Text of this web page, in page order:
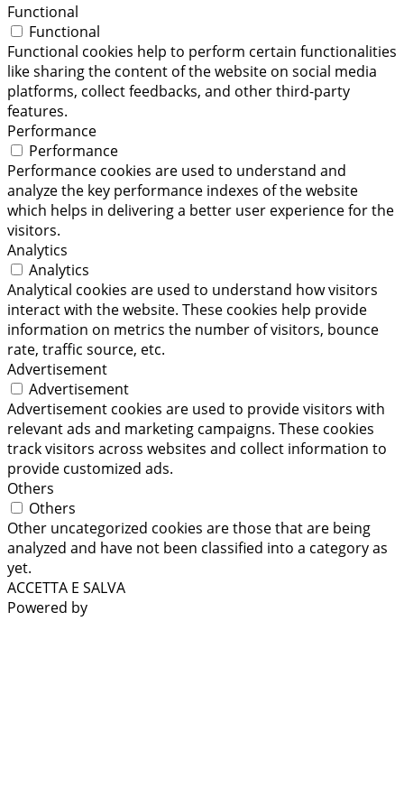
Functional
Functional
Functional cookies help to perform certain functionalities
like sharing the content of the website on social media
platforms, collect feedbacks, and other third-party
features.
Performance
Performance
Performance cookies are used to understand and
analyze the key performance indexes of the website
which helps in delivering a better user experience for the
visitors.
Analytics
Analytics
Analytical cookies are used to understand how visitors
interact with the website. These cookies help provide
information on metrics the number of visitors, bounce
rate, traffic source, etc.
Advertisement
Advertisement
Advertisement cookies are used to provide visitors with
relevant ads and marketing campaigns. These cookies
track visitors across websites and collect information to
provide customized ads.
Others
Others
Other uncategorized cookies are those that are being
analyzed and have not been classified into a category as
yet.
ACCETTA E SALVA
Powered by